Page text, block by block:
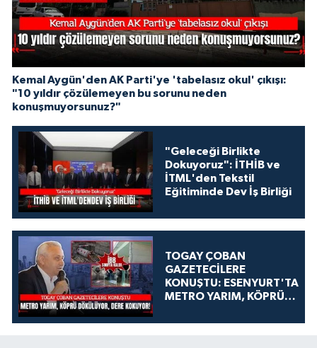
Kemal Aygün'den AK Parti'ye 'tabelasız okul' çıkışı:
"10 yıldır çözülemeyen bu sorunu neden
konuşmuyorsunuz?"
"Geleceği Birlikte
Dokuyoruz": İTHİB ve
İTML'den Tekstil
Eğitiminde Dev İş Birliği
TOGAY ÇOBAN
GAZETECİLERE
KONUŞTU: ESENYURT'TA
METRO YARIM, KÖPRÜ
KOKUYOR!